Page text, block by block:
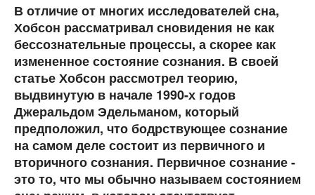
В отличие от многих исследователей сна,
Хобсон рассматривал сновидения не как
бессознательные процессы, а скорее как
измененное состояние сознания. В своей
статье Хобсон рассмотрел теорию,
выдвинутую в начале 1990-х годов
Джеральдом Эдельманом, который
предположил, что бодрствующее сознание
на самом деле состоит из первичного и
вторичного сознания. Первичное сознание -
это то, что мы обычно называем состоянием